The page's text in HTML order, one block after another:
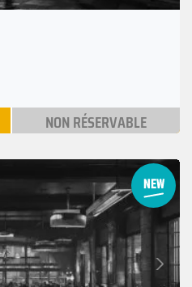
NON RÉSERVABLE
Suivant